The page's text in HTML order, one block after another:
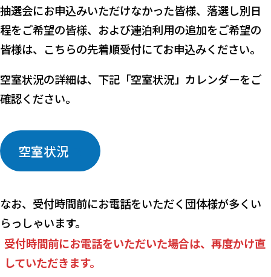
抽選会にお申込みいただけなかった皆様、落選し別日
程をご希望の皆様、および連泊利用の追加をご希望の
皆様は、こちらの先着順受付にてお申込みください。
空室状況の詳細は、下記「空室状況」カレンダーをご
確認ください。
空室状況
なお、受付時間前にお電話をいただく団体様が多くい
らっしゃいます。
受付時間前にお電話をいただいた場合は、再度かけ直
していただきます。